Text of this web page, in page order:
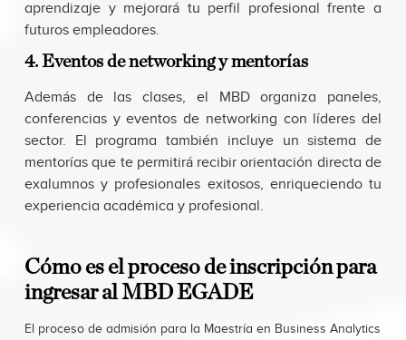
aprendizaje y mejorará tu perfil profesional frente a
futuros empleadores.
4. Eventos de networking y mentorías
Además de las clases, el MBD organiza paneles,
conferencias y eventos de networking con líderes del
sector. El programa también incluye un sistema de
mentorías que te permitirá recibir orientación directa de
exalumnos y profesionales exitosos, enriqueciendo tu
experiencia académica y profesional.
Cómo es el proceso de inscripción para
ingresar al MBD EGADE
El proceso de admisión para la Maestría en Business Analytics